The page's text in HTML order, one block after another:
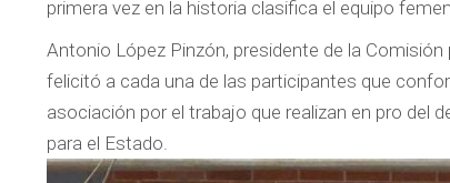
primera vez en la historia clasifica el equipo
Antonio López Pinzón, presidente de la Comisión
felicitó a cada una de las participantes que
asociación por el trabajo que realizan en pro del
para el Estado.